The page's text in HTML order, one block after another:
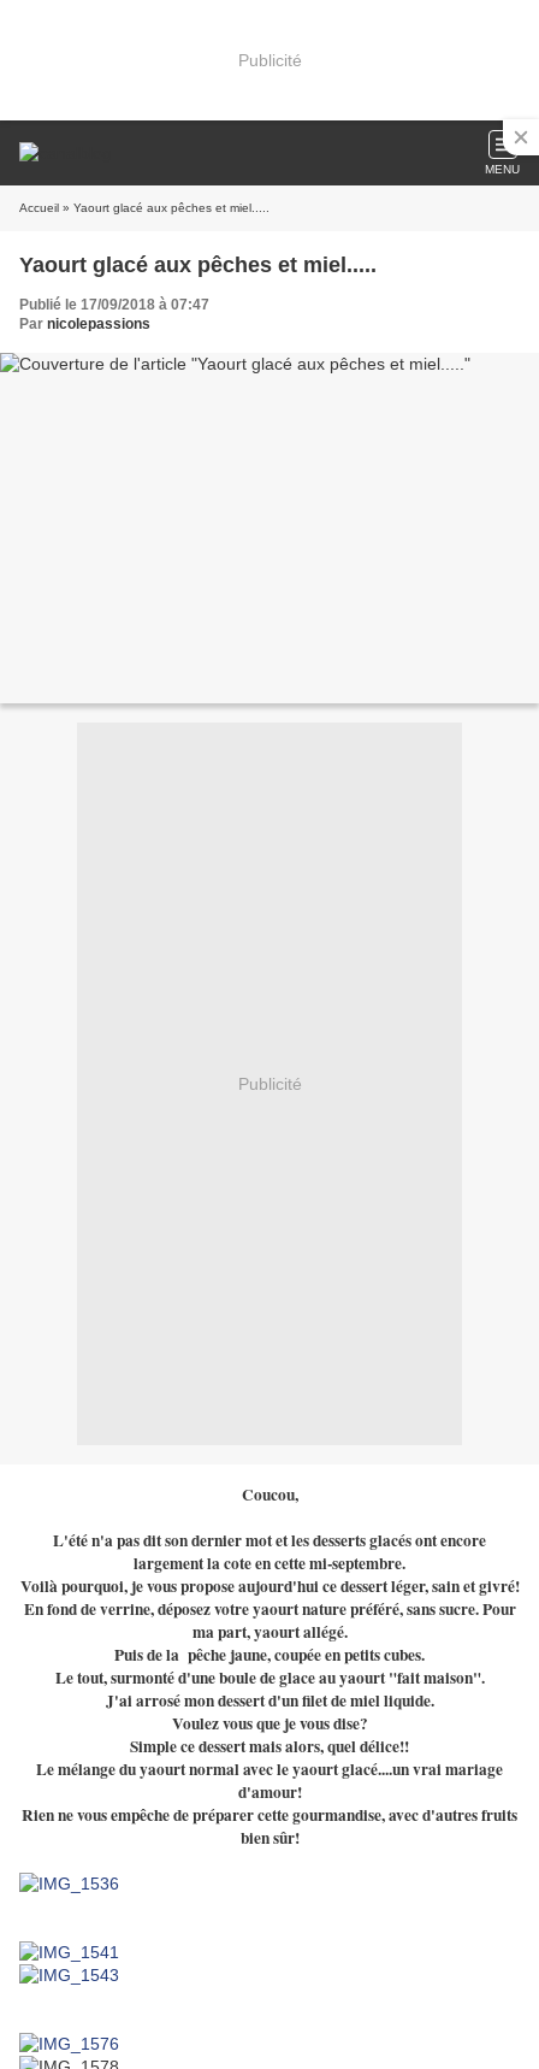
Publicité
MENU
Accueil » Yaourt glacé aux pêches et miel.....
Yaourt glacé aux pêches et miel.....
Publié le 17/09/2018 à 07:47
Par nicolepassions
Publicité
Coucou,
L'été n'a pas dit son dernier mot et les desserts glacés ont encore
largement la cote en cette mi-septembre.
Voilà pourquoi, je vous propose aujourd'hui ce dessert léger, sain et givré!
En fond de verrine, déposez votre yaourt nature préféré, sans sucre. Pour
ma part, yaourt allégé.
Puis de la pêche jaune, coupée en petits cubes.
Le tout, surmonté d'une boule de glace au yaourt "fait maison".
J'ai arrosé mon dessert d'un filet de miel liquide.
Voulez vous que je vous dise?
Simple ce dessert mais alors, quel délice!!
Le mélange du yaourt normal avec le yaourt glacé....un vrai mariage
d'amour!
Rien ne vous empêche de préparer cette gourmandise, avec d'autres fruits
bien sûr!